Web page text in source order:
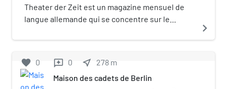
nombre de magasins.
Theater der Zeit est un magazine mensuel de
langue allemande qui se concentre sur le
navigate_next
favorite 0 reviews 0 near_me 278 m
Maison des cadets de Berlin